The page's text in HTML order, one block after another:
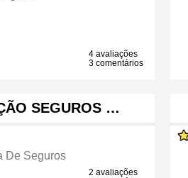
4 avaliações
3 comentários
SEGUROS …
De Seguros
2 avaliações